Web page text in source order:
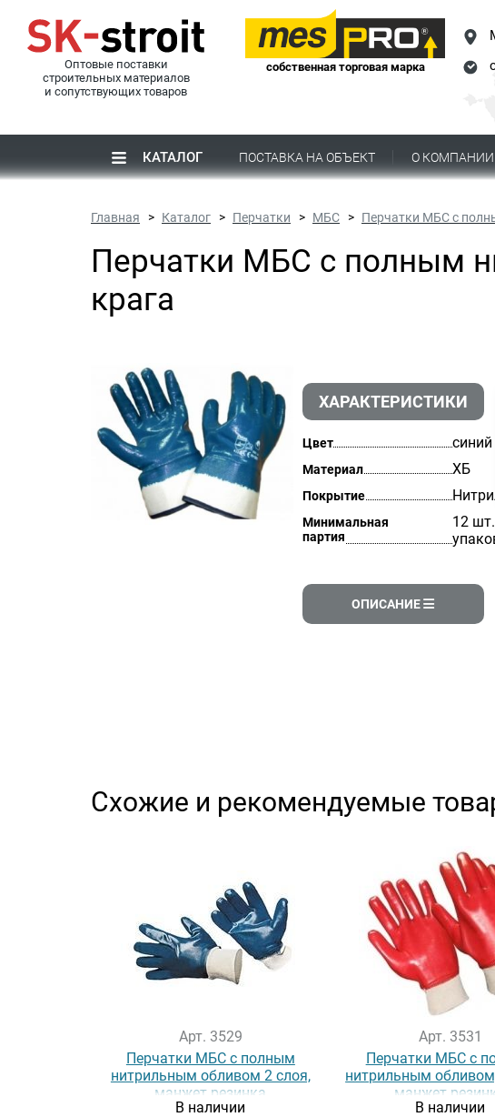
Оптовые поставки
строительных материалов
и сопутствующих товаров
собственная торговая марка
КАТАЛОГ ПОСТАВКА НА ОБЪЕКТ О КОМПАНИИ
Главная Каталог Перчатки МБС Перчатки МБС с
Перчатки МБС с полным
крага
ХАРАКТЕРИСТИКИ
Цвет синий
Материал ХБ
Покрытие
Минимальная
партия
12
ОПИСАНИЕ
Схожие и рекомендуемые
Арт. 3529
Перчатки МБС с полным
нитрильным обливом 2 слоя,
манжет резинка
В наличии
Арт. 3531
Перчатки МБС с
нитрильным
манжет
В наличии